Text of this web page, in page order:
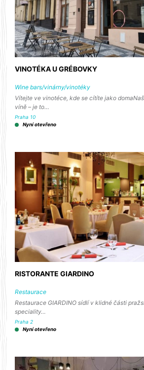
VINOTÉKA U GRÉBOVKY
Wine bars/vinárny/vinotéky
Vítejte ve vinotéce, kde se cítíte jako
víně – je to…
Praha 10
Nyní otevřeno
RISTORANTE GIARDINO
Restaurace
Restaurace GIARDINO sídlí v klidné části
speciality…
Praha 2
Nyní otevřeno